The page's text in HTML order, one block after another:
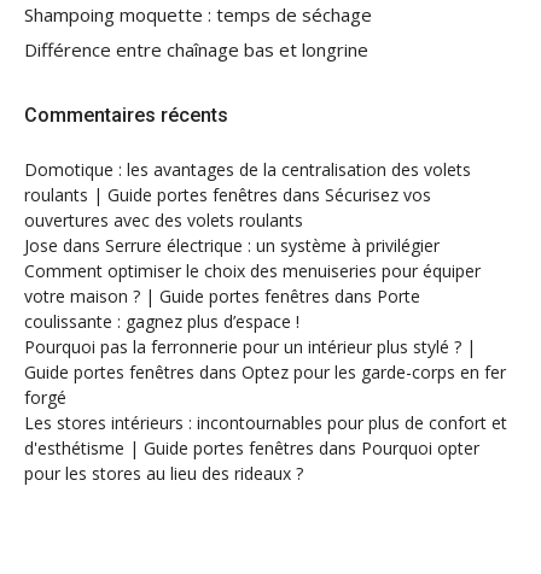
Shampoing moquette : temps de séchage
Différence entre chaînage bas et longrine
Commentaires récents
Domotique : les avantages de la centralisation des volets
roulants | Guide portes fenêtres dans Sécurisez vos
ouvertures avec des volets roulants
Jose dans Serrure électrique : un système à privilégier
Comment optimiser le choix des menuiseries pour équiper
votre maison ? | Guide portes fenêtres dans Porte
coulissante : gagnez plus d’espace !
Pourquoi pas la ferronnerie pour un intérieur plus stylé ? |
Guide portes fenêtres dans Optez pour les garde-corps en fer
forgé
Les stores intérieurs : incontournables pour plus de confort et
d'esthétisme | Guide portes fenêtres dans Pourquoi opter
pour les stores au lieu des rideaux ?